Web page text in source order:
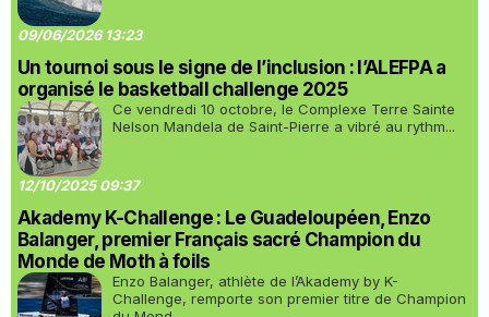
09/06/2026 13:23
Un tournoi sous le signe de l’inclusion : l’ALEFPA a
organisé le basketball challenge 2025
Ce vendredi 10 octobre, le Complexe Terre Sainte
Nelson Mandela de Saint-Pierre a vibré au rythm...
12/10/2025 09:37
Akademy K-Challenge : Le Guadeloupéen, Enzo
Balanger, premier Français sacré Champion du
Monde de Moth à foils
Enzo Balanger, athlète de l’Akademy by K-
Challenge, remporte son premier titre de Champion